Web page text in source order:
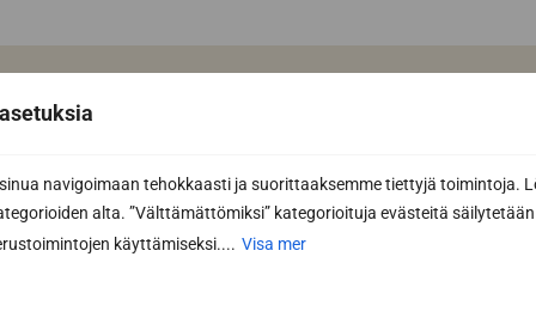
navigoimaan tehokkaasti ja suorittaaksemme tiettyjä toimintoja.
alta. ”Välttämättömiksi” kategorioituja evästeitä säilytetään
käyttämiseksi.... Visa mer
med vår programvara för
bastudesign?
Designa din bastu